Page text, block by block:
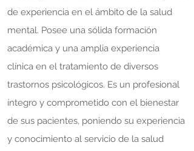
de experiencia en el ámbito de la salud
mental. Posee una sólida formación
académica y una amplia experiencia
clínica en el tratamiento de diversos
trastornos psicológicos. Es un profesional
íntegro y comprometido con el bienestar
de sus pacientes, poniendo su experiencia
y conocimiento al servicio de la salud